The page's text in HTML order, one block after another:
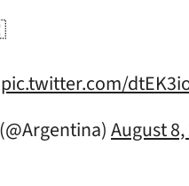
pic.twitter.com/
August